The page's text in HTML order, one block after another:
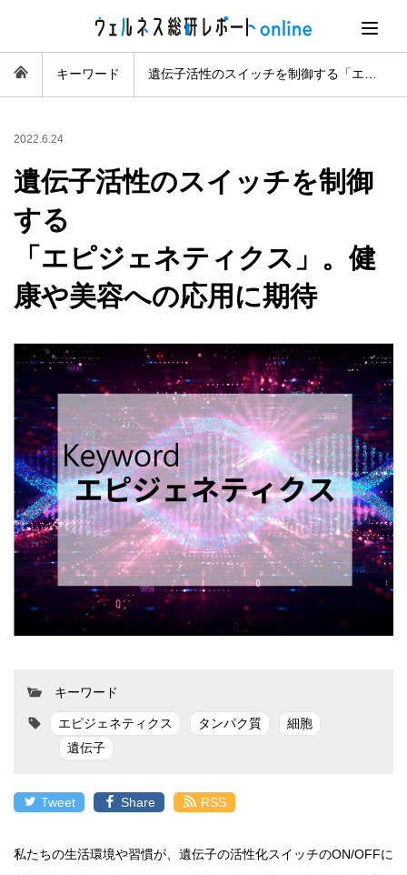
キーワード 遺伝子活性のスイッチを制御する 「エピジェネティクス」。健康や美容への応用に期待
2022.6.24
遺伝子活性のスイッチを制御
する
「エピジェネティクス」。健
康や美容への応用に期待
キーワード
エピジェネティクス タンパク質
細胞
遺伝子
Tweet Share RSS
私たちの生活環境や習慣が、遺伝子の活性化スイッチのON/OFFに